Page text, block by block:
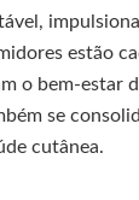
estão
o bem-estar
se
cutânea.